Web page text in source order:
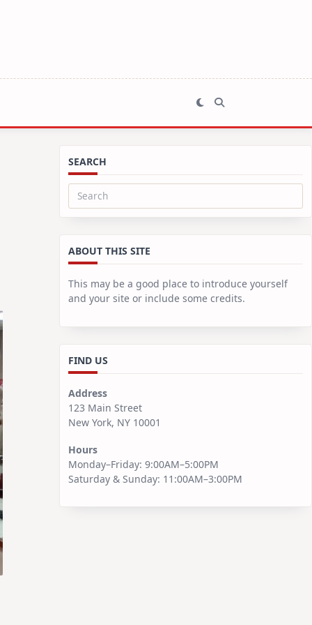
SEARCH
Search
ABOUT THIS SITE
This may be a good place to introduce yourself
and your site or include some credits.
FIND US
Address
123 Main Street
New York, NY 10001
Hours
Monday–Friday: 9:00AM–5:00PM
Saturday & Sunday: 11:00AM–3:00PM